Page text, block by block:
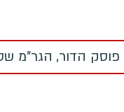
הדור, הגר"מ